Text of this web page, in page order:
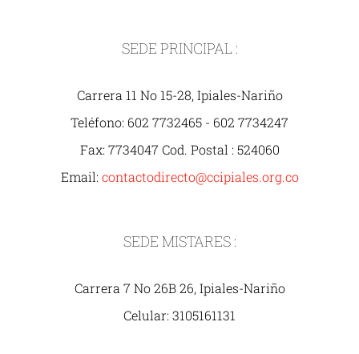
SEDE PRINCIPAL :
Carrera 11 No 15-28, Ipiales-Nariño
Teléfono: 602 7732465 - 602 7734247
Fax: 7734047 Cod. Postal : 524060
Email: contactodirecto@ccipiales.org.co
SEDE MISTARES :
Carrera 7 No 26B 26, Ipiales-Nariño
Celular: 3105161131